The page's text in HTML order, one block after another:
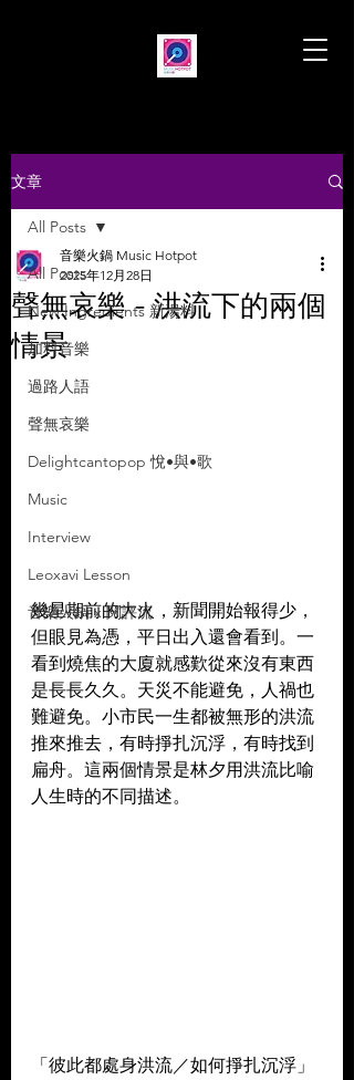
文章
All Posts
New Ingredients 新湯料
加料音樂
過路人語
聲無哀樂
Delightcantopop 悅•與•歌
Music
Interview
Leoxavi Lesson
音樂火鍋 x 閱評流
All Posts
聲無哀樂 - 洪流下的兩個
情景
音樂火鍋 Music Hotpot
2025年12月28日
幾星期前的大火，新聞開始報得少，
但眼見為憑，平日出入還會看到。一
看到燒焦的大廈就感歎從來沒有東西
是長長久久。天災不能避免，人禍也
難避免。小市民一生都被無形的洪流
推來推去，有時掙扎沉浮，有時找到
扁舟。這兩個情景是林夕用洪流比喻
人生時的不同描述。
「彼此都處身洪流／如何掙扎沉浮」